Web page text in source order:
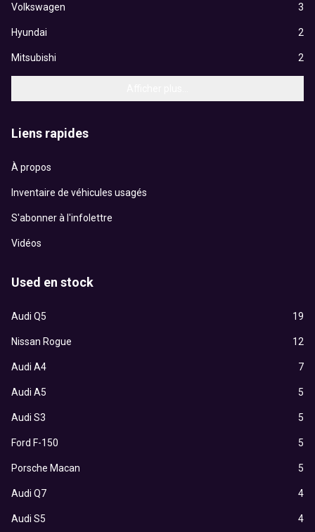
Volkswagen 3
Hyundai 2
Mitsubishi 2
Liens rapides
À propos
Inventaire de véhicules usagés
S'abonner à l'infolettre
Vidéos
Used en stock
Audi Q5 19
Nissan Rogue 12
Audi A4 7
Audi A5 5
Audi S3 5
Ford F-150 5
Porsche Macan 5
Audi Q7 4
Audi S5 4